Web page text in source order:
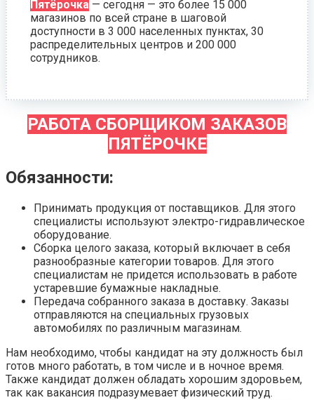
Пятёрочка — сегодня — это более 15 000
магазинов по всей стране в шаговой
доступности в 3 000 населенных пунктах, 30
распределительных центров и 200 000
сотрудников.
РАБОТА СБОРЩИКОМ ЗАКАЗОВ
ПЯТЁРОЧКЕ
Обязанности:
Принимать продукция от поставщиков. Для этого
специалисты используют электро-гидравлическое
оборудование.
Сборка целого заказа, который включает в себя
разнообразные категории товаров. Для этого
специалистам не придется использовать в работе
устаревшие бумажные накладные.
Передача собранного заказа в доставку. Заказы
отправляются на специальных грузовых
автомобилях по различным магазинам.
Нам необходимо, чтобы кандидат на эту должность был
готов много работать, в том числе и в ночное время.
Также кандидат должен обладать хорошим здоровьем,
так как вакансия подразумевает физический труд.